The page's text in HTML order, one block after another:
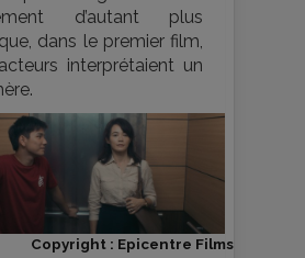
d’autant plus
dans le premier film,
interprétaient un
Copyright : Epicentre Films